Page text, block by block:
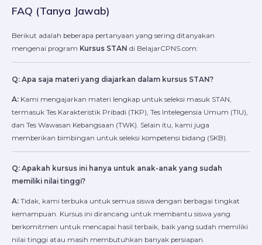
FAQ (Tanya Jawab)
Berikut adalah beberapa pertanyaan yang sering ditanyakan
mengenai program Kursus STAN di BelajarCPNS.com:
Q: Apa saja materi yang diajarkan dalam kursus STAN?
A: Kami mengajarkan materi lengkap untuk seleksi masuk STAN,
termasuk Tes Karakteristik Pribadi (TKP), Tes Intelegensia Umum (TIU),
dan Tes Wawasan Kebangsaan (TWK). Selain itu, kami juga
memberikan bimbingan untuk seleksi kompetensi bidang (SKB).
Q: Apakah kursus ini hanya untuk anak-anak yang sudah
memiliki nilai tinggi?
A: Tidak, kami terbuka untuk semua siswa dengan berbagai tingkat
kemampuan. Kursus ini dirancang untuk membantu siswa yang
berkomitmen untuk mencapai hasil terbaik, baik yang sudah memiliki
nilai tinggi atau masih membutuhkan banyak persiapan.